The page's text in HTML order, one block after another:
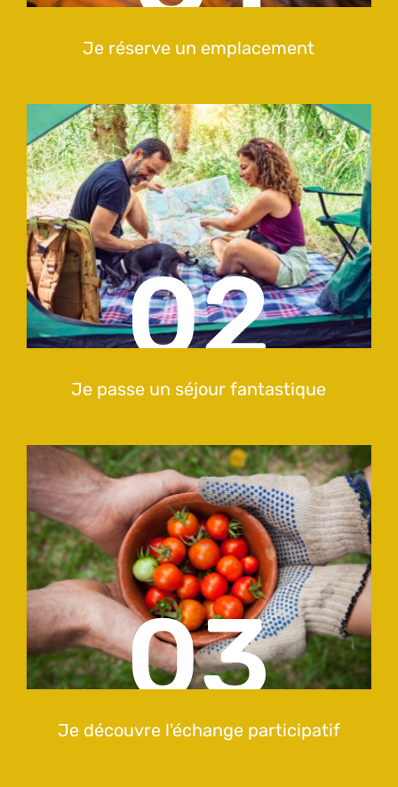
Je réserve un emplacement
Je passe un séjour fantastique
Je découvre l'échange participatif